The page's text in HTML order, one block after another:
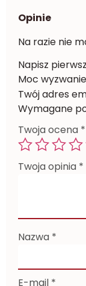
Opinie
Na razie nie
Napisz
Moc
Twój adres
Wymagane
Twoja ocena *
Twoja opinia *
Nazwa *
E-mail *